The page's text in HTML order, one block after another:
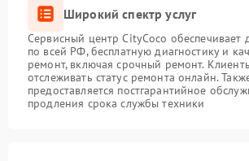
Широкий спектр услуг
Сервисный центр CityCoco обеспечивает
по всей РФ, бесплатную диагностику и
ремонт, включая срочный ремонт.
отслеживать статус ремонта онлайн.
предоставляется постгарантийное
продления срока службы техники